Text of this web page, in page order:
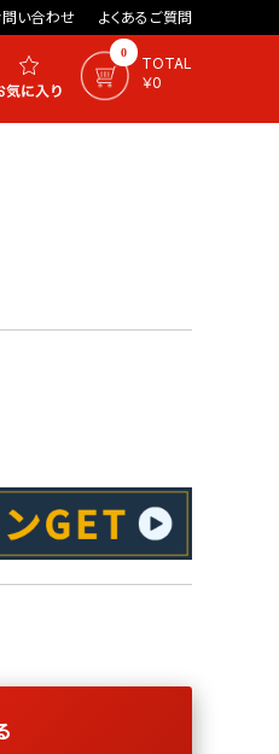
問い合わせ よくあるご質問
0
TOTAL
￥0